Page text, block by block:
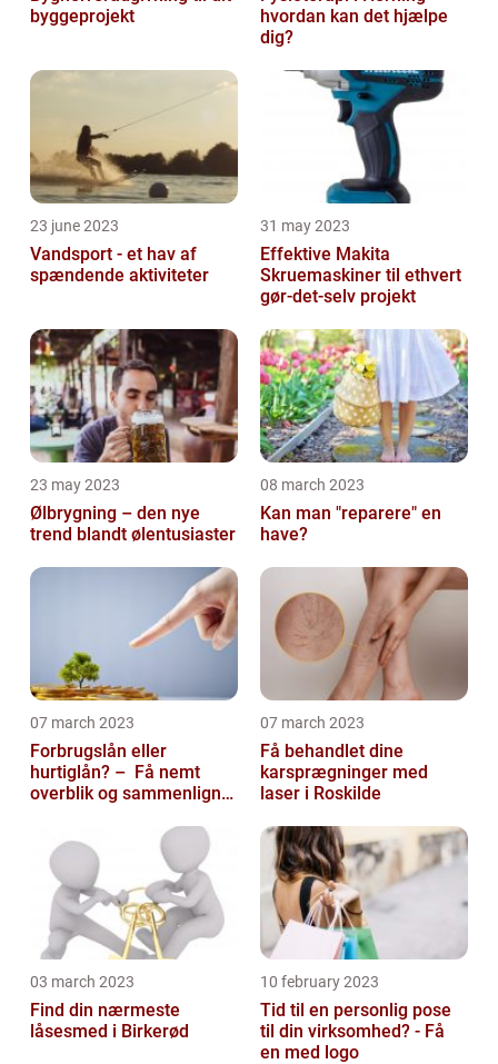
byggeprojekt
hvordan kan det hjælpe
dig?
23 june 2023
Vandsport - et hav af
spændende aktiviteter
31 may 2023
Effektive Makita
Skruemaskiner til ethvert
gør-det-selv projekt
23 may 2023
Ølbrygning – den nye
trend blandt ølentusiaster
08 march 2023
Kan man "reparere" en
have?
07 march 2023
Forbrugslån eller
hurtiglån? – Få nemt
overblik og sammenlign
07 march 2023
Få behandlet dine
karsprægninger med
laser i Roskilde
03 march 2023
Find din nærmeste
låsesmed i Birkerød
10 february 2023
Tid til en personlig pose
til din virksomhed? - Få
en med logo